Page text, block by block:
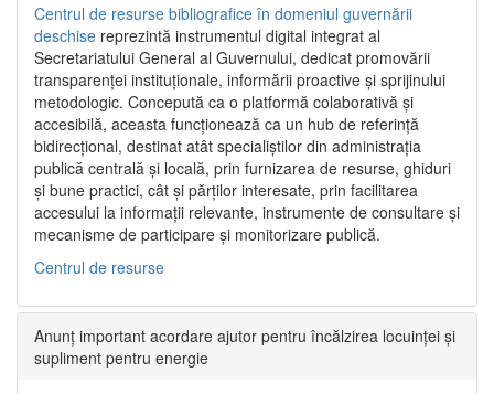
Centrul de resurse bibliografice în domeniul guvernării
deschise reprezintă instrumentul digital integrat al
Secretariatului General al Guvernului, dedicat promovării
transparenței instituționale, informării proactive și sprijinului
metodologic. Concepută ca o platformă colaborativă și
accesibilă, aceasta funcționează ca un hub de referință
bidirecțional, destinat atât specialiștilor din administrația
publică centrală și locală, prin furnizarea de resurse, ghiduri
și bune practici, cât și părților interesate, prin facilitarea
accesului la informații relevante, instrumente de consultare și
mecanisme de participare și monitorizare publică.
Centrul de resurse
Anunț important acordare ajutor pentru încălzirea locuinței și
supliment pentru energie